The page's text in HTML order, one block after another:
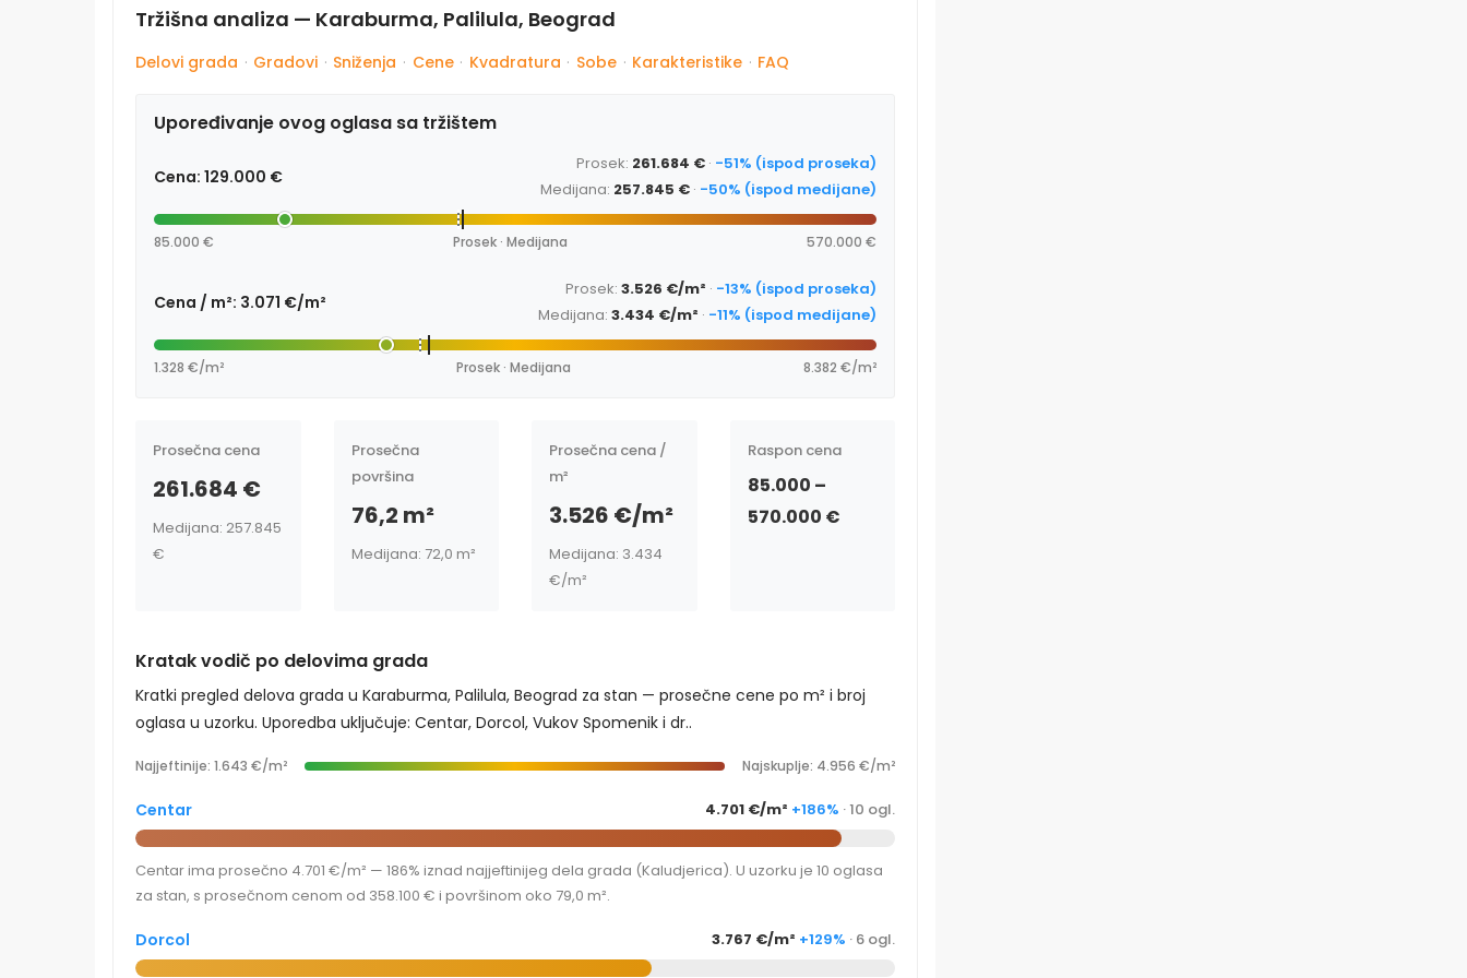
Tržišna analiza — Karaburma, Palilula, Beograd
Delovi grada · Gradovi · Sniženja · Cene · Kvadratura · Sobe · Karakteristike · FAQ
Upoređivanje ovog oglasa sa tržištem
Cena: 129.000 €
Prosek: 261.684 € · -51% (ispod proseka)
Medijana: 257.845 € · -50% (ispod medijane)
85.000 € Prosek · Medijana 570.000 €
Cena / m²: 3.071 €/m²
Prosek: 3.526 €/m² · -13% (ispod proseka)
Medijana: 3.434 €/m² · -11% (ispod medijane)
1.328 €/m² Prosek · Medijana 8.382 €/m²
Prosečna cena
261.684 €
Medijana: 257.845
€
Prosečna
površina
76,2 m²
Medijana: 72,0 m²
Prosečna cena /
m²
3.526 €/m²
Medijana: 3.434
€/m²
Raspon cena
85.000 –
570.000 €
Kratak vodič po delovima grada
Kratki pregled delova grada u Karaburma, Palilula, Beograd za stan — prosečne cene po m² i broj
oglasa u uzorku. Uporedba uključuje: Centar, Dorcol, Vukov Spomenik i dr..
Najjeftinije: 1.643 €/m² Najskuplje: 4.956 €/m²
Centar 4.701 €/m² +186% · 10 ogl.
Centar ima prosečno 4.701 €/m² — 186% iznad najjeftinijeg dela grada (Kaludjerica). U uzorku je 10 oglasa
za stan, s prosečnom cenom od 358.100 € i površinom oko 79,0 m².
Dorcol 3.767 €/m² +129% · 6 ogl.